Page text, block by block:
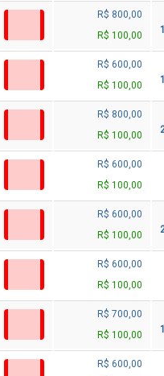
R$ 800,00
R$ 100,00
R$ 600,00
R$ 100,00
R$ 800,00
R$ 100,00
R$ 600,00
R$ 100,00
R$ 600,00
R$ 100,00
R$ 600,00
R$ 100,00
R$ 700,00
R$ 100,00
R$ 600,00